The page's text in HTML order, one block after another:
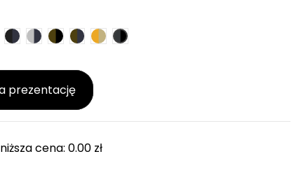
BlackParisian Night
Black/Black
Piano Black/Parisian Night
Silver/Parisian Night
Bronze Tone/Black
Bronze Tone/Parisian Night
Gold Tone/Sand
Black Anthracite/Black
prezentację
cena: 0.00 zł